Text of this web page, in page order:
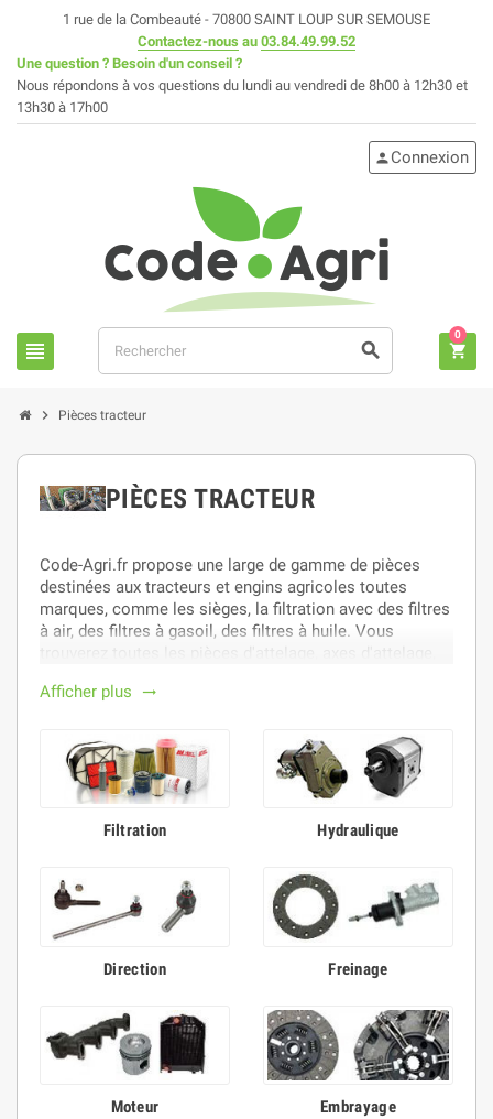
1 rue de la Combeauté - 70800 SAINT LOUP SUR SEMOUSE
Contactez-nous au 03.84.49.99.52
Une question ? Besoin d'un conseil ?
Nous répondons à vos questions du lundi au vendredi de 8h00 à 12h30 et
13h30 à 17h00
view_headline search
person Connexion
shopping_cart
0
chevron_right Pièces tracteur
PIÈCES TRACTEUR
Code-Agri.fr propose une large de gamme de pièces
destinées aux tracteurs et engins agricoles toutes
marques, comme les sièges, la filtration avec des filtres
à air, des filtres à gasoil, des filtres à huile. Vous
panoplie de barres d'attelage et de barres rondes
alternateurs, démarreurs et accessoires électriques.
Code-Agri.fr travaille avec les plus grandes marques
telles que Walterscheid, MAHLE Letrika, GRAMMER,
HIFI FILTER, CBM, FIAMM
Afficher plus trending_flat
Filtration Hydraulique
Direction Freinage
Moteur Embrayage